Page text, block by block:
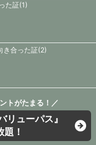
た証(1)
き合った証(2)
トがたまる！／
リューパス』
！